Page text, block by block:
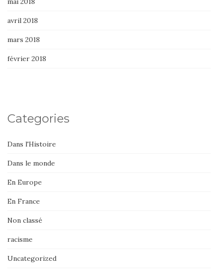
avril 2018
mars 2018
février 2018
Categories
Dans l'Histoire
Dans le monde
En Europe
En France
Non classé
racisme
Uncategorized